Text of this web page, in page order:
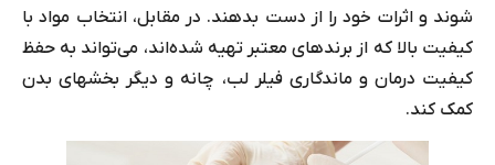
شوند و اثرات خود را از دست بدهند. در مقابل، انتخاب مواد با
کیفیت بالا که از برندهای معتبر تهیه شده‌اند، می‌تواند به حفظ
کیفیت درمان و ماندگاری فیلر لب، چانه و دیگر بخش‎های بدن
کمک کند.